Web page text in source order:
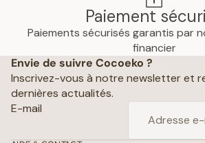
Paiement
Paiements sécurisés garantis par
financier
Envie de suivre Cocoeko ?
Inscrivez-vous à notre newsletter et
dernières actualités.
E-mail
Mentions légales
Conditions générales de vente
Coordonnées